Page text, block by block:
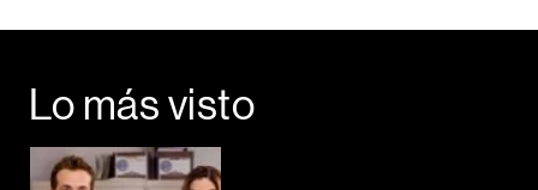
Lo más visto